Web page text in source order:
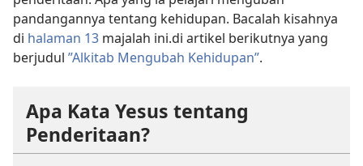
pandangannya tentang kehidupan. Bacalah kisahnya
di halaman 13 majalah ini.di artikel berikutnya yang
berjudul ”Alkitab Mengubah Kehidupan”.
Apa Kata Yesus tentang
Penderitaan?